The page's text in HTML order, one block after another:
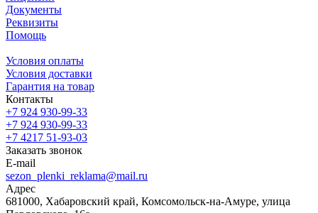
Документы
Реквизиты
Помощь
Условия оплаты
Условия доставки
Гарантия на товар
Контакты
+7 924 930-99-33
+7 924 930-99-33
+7 4217 51-93-03
Заказать звонок
E-mail
sezon_plenki_reklama@mail.ru
Адрес
681000, Хабаровский край, Комсомольск-на-Амуре, улица